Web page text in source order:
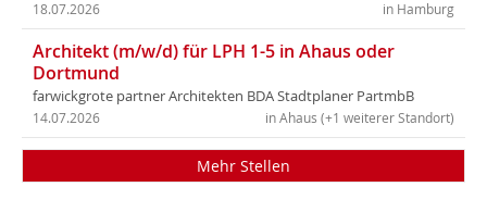
in Hamburg
18.07.2026
Architekt (m/w/d) für LPH 1-5 in Ahaus oder
Dortmund
farwickgrote partner Architekten BDA Stadtplaner PartmbB
in Ahaus (+1 weiterer Standort)
14.07.2026
Mehr Stellen